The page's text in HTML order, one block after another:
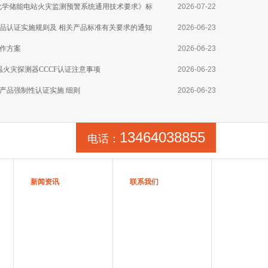
学储能电站火灾监测预警系统通用技术要求》标 2026-07-22
认证实施规则及 相关产品标准有关要求的通知 2026-06-23
方案 2026-06-23
火灾探测器CCCF认证注意事项 2026-06-23
品强制性认证实施 细则 2026-06-23
电话： 13464038855
新闻资讯 联系我们